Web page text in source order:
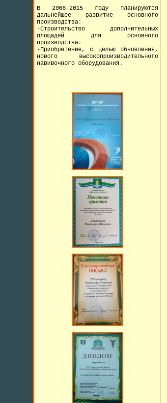
В 2006-2015 году планируются
дальнейшее развитие основного
производства:
-Строительство дополнительных
площадей для основного
производства.
-Приобретение, с целью обновления,
нового высокопроизводительного
навивочного оборудования.